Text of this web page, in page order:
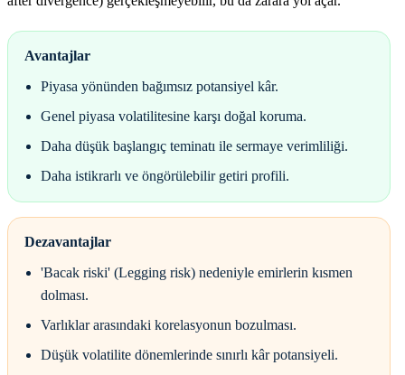
Avantajlar
Piyasa yönünden bağımsız potansiyel kâr.
Genel piyasa volatilitesine karşı doğal koruma.
Daha düşük başlangıç teminatı ile sermaye verimliliği.
Daha istikrarlı ve öngörülebilir getiri profili.
Dezavantajlar
'Bacak riski' (Legging risk) nedeniyle emirlerin kısmen
dolması.
Varlıklar arasındaki korelasyonun bozulması.
Düşük volatilite dönemlerinde sınırlı kâr potansiyeli.